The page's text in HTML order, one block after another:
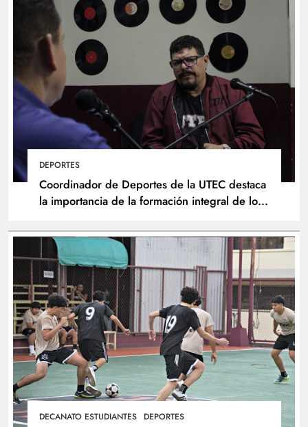
DEPORTES
Coordinador de Deportes de la UTEC destaca
la importancia de la formación integral de los
DECANATO ESTUDIANTES DEPORTES